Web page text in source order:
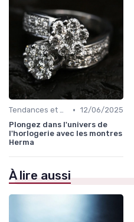
Tendances et Conseils de Style • 12/06/2025
Plongez dans l'univers de
l'horlogerie avec les montres
Herma
À lire aussi